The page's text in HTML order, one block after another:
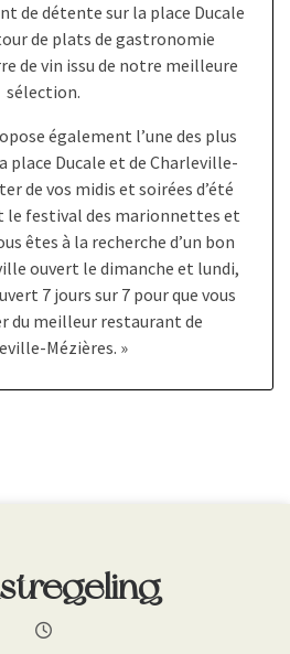
de détente sur la place Ducale
de plats de gastronomie
de vin issu de notre meilleure
sélection.
également l’une des plus
place Ducale et de Charleville-
de vos midis et soirées d’été
le festival des marionnettes et
êtes à la recherche d’un bon
ouvert le dimanche et lundi,
7 jours sur 7 pour que vous
du meilleur restaurant de
Mézières. »